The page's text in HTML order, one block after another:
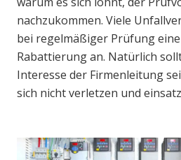
nachzukommen. Viele
bei regelmäßiger Prüfung
Rabattierung an. Natürlich
Interesse der Firmenleitung
sich nicht verletzen und